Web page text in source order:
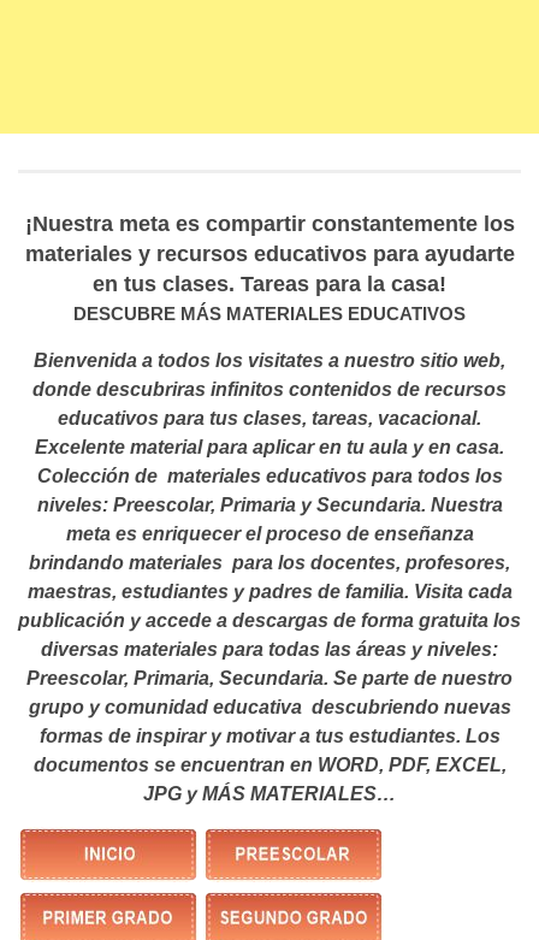
¡Nuestra meta es compartir constantemente los
materiales y recursos educativos para ayudarte
en tus clases. Tareas para la casa!
DESCUBRE MÁS MATERIALES EDUCATIVOS
Bienvenida a todos los visitates a nuestro sitio web,
donde descubriras infinitos contenidos de recursos
educativos para tus clases, tareas, vacacional.
Excelente material para aplicar en tu aula y en casa.
Colección de materiales educativos para todos los
niveles: Preescolar, Primaria y Secundaria. Nuestra
meta es enriquecer el proceso de enseñanza
brindando materiales para los docentes, profesores,
maestras, estudiantes y padres de familia. Visita cada
publicación y accede a descargas de forma gratuita los
diversas materiales para todas las áreas y niveles:
Preescolar, Primaria, Secundaria. Se parte de nuestro
grupo y comunidad educativa descubriendo nuevas
formas de inspirar y motivar a tus estudiantes. Los
documentos se encuentran en WORD, PDF, EXCEL,
JPG y MÁS MATERIALES…